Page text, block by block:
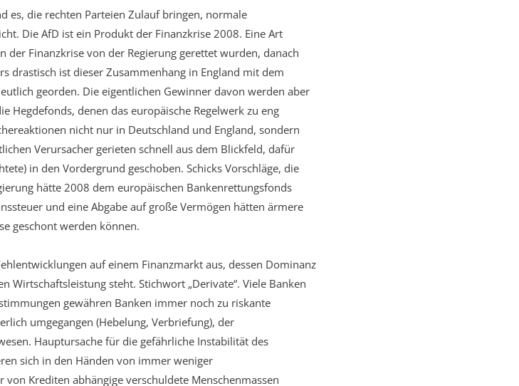
es, die rechten Parteien Zulauf bringen, normale
Die AfD ist ein Produkt der Finanzkrise 2008. Eine Art
der Finanzkrise von der Regierung gerettet wurden, danach
drastisch ist dieser Zusammenhang in England mit dem
georden. Die eigentlichen Gewinner davon werden aber
Hegdefonds, denen das europäische Regelwerk zu eng
nicht nur in Deutschland und England, sondern
Verursacher gerieten schnell aus dem Blickfeld, dafür
in den Vordergrund geschoben. Schicks Vorschläge, die
hätte 2008 dem europäischen Bankenrettungsfonds
und eine Abgabe auf große Vermögen hätten ärmere
geschont werden können.
auf einem Finanzmarkt aus, dessen Dominanz
Wirtschaftsleistung steht. Stichwort „Derivate“. Viele Banken
gewähren Banken immer noch zu riskante
umgegangen (Hebelung, Verbriefung), der
Hauptursache für die gefährliche Instabilität des
sich in den Händen von immer weniger
Krediten abhängige verschuldete Menschenmassen